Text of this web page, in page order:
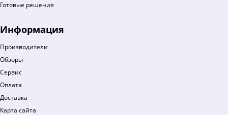
Готовые решения
Информация
Производители
Обзоры
Сервис
Оплата
Доставка
Карта сайта